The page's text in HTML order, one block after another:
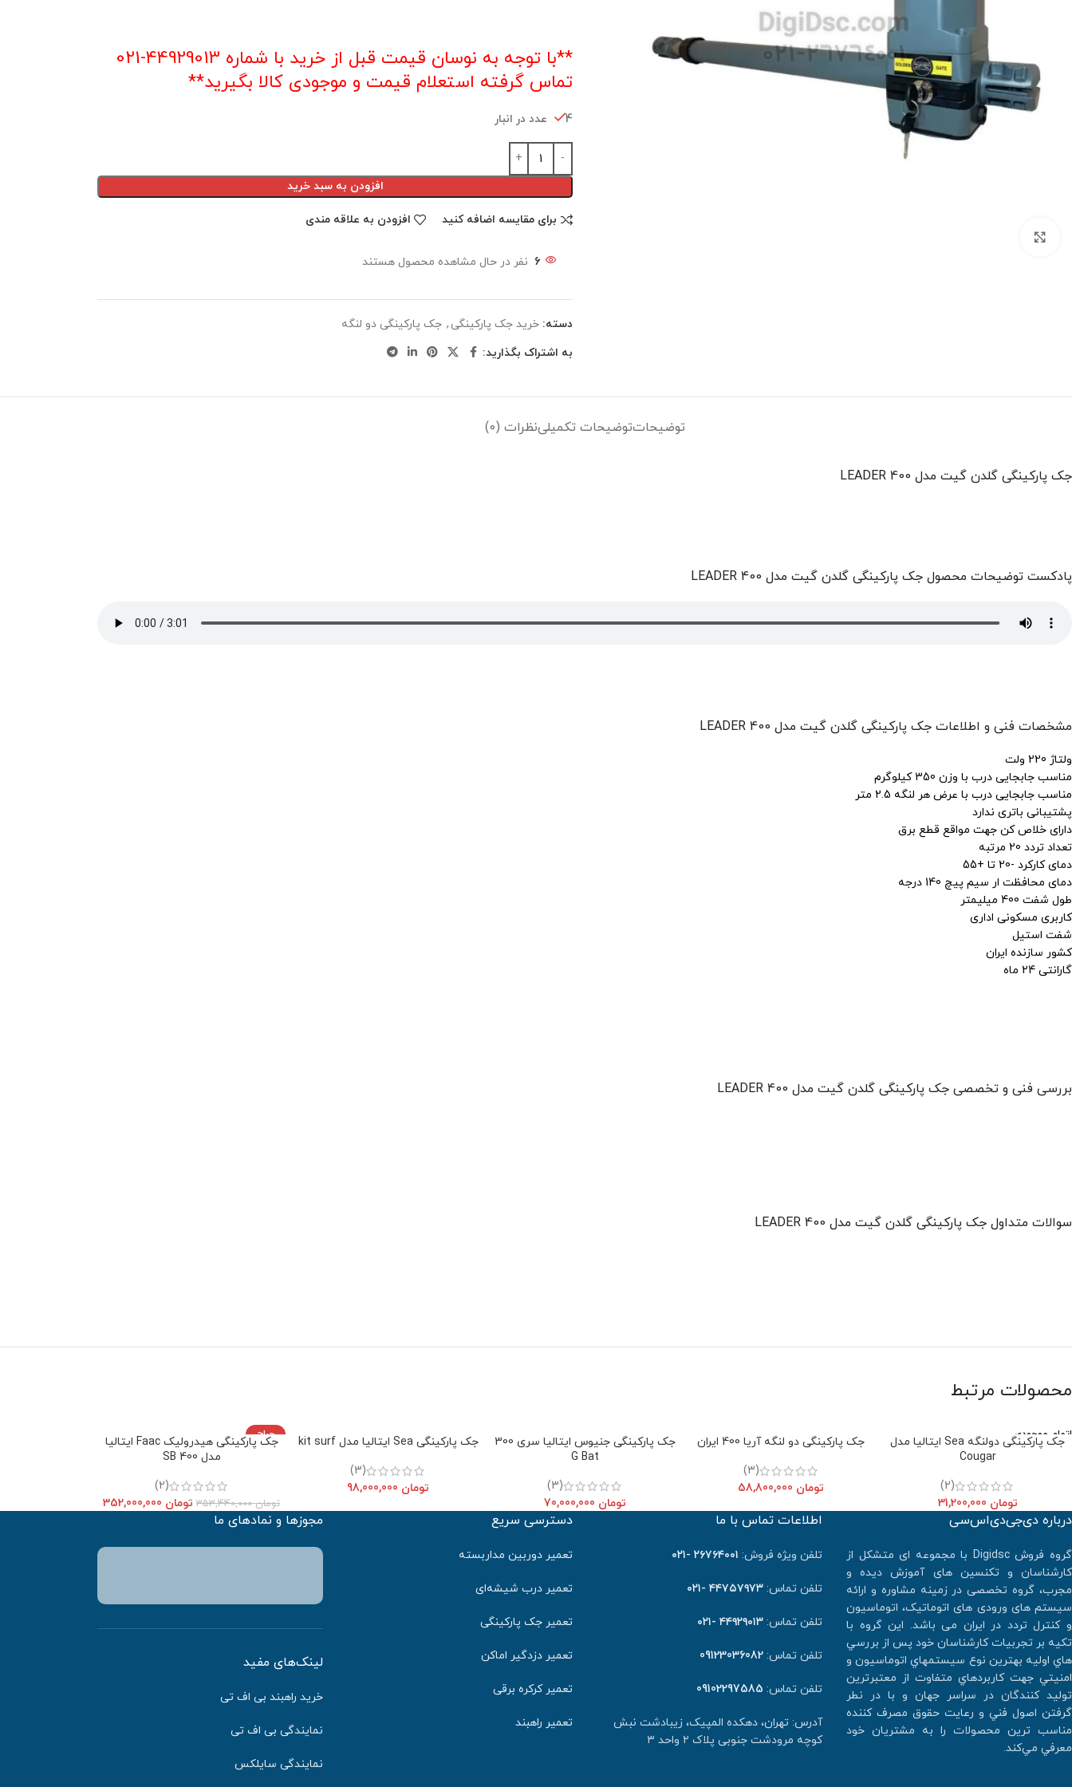
**با توجه به نوسان قیمت قبل از خرید با شماره 44929013-021
تماس گرفته استعلام قیمت و موجودی کالا بگیرید**
4 عدد در انبار
افزودن به سبد خرید
برای مقایسه اضافه کنید افزودن به علاقه مندی
6 نفر در حال مشاهده محصول هستند
دسته: خرید جک‌ پارکینگی , جک پارکینگی دو لنگه
به اشتراک بگذارید:
توضیحاتتوضیحات تکمیلینظرات (0)
جک پارکینگی گلدن گیت مدل 400 LEADER
پادکست توضیحات محصول جک پارکینگی گلدن گیت مدل 400 LEADER
مشخصات فنی و اطلاعات جک پارکینگی گلدن گیت مدل 400 LEADER
ولتاژ 220 ولت
مناسب جابجایی درب با وزن 350 کیلوگرم
مناسب جابجایی درب با عرض هر لنگه 2.5 متر
پشتیبانی باتری ندارد
دارای خلاص کن جهت مواقع قطع برق
تعداد تردد 20 مرتبه
دمای کارکرد -20 تا +55
دمای محافظت ار سیم پیچ 140 درجه
طول شفت 400 میلیمتر
کاربری مسکونی اداری
شفت استیل
کشور سازنده ایران
گارانتی 24 ماه
بررسی فنی و تخصصی جک پارکینگی گلدن گیت مدل 400 LEADER
سوالات متداول جک پارکینگی گلدن گیت مدل 400 LEADER
محصولات مرتبط
اتمام موجودی
جک پارکینگی دولنگه Sea ایتالیا مدل
Cougar
(2)
تومان
جک پارکینگی دو لنگه آریا 400 ایران
(3)
تومان
جک پارکینگی جنیوس ایتالیا سری 300
G Bat
(3)
تومان
جک پارکینگی Sea ایتالیا مدل kit surf
(3)
تومان
حراج
جک پارکینگی هیدرولیک Faac ایتالیا
مدل 400 SB
(2)
تومان353,440,000 تومان
درباره دی‌جی‌دی‌اس‌سی
گروه فروش Digidsc با مجموعه ای متشکل از
کارشناسان و تکنسین های آموزش دیده و
مجرب، گروه تخصصی در زمینه مشاوره و ارائه
سیستم های ورودی های اتوماتیک، اتوماسیون
و کنترل تردد در ایران می باشد. اين گروه با
تكيه بر تجربيات كارشناسان خود پس از بررسي
هاي اوليه بهترين نوع سيستمهاي اتوماسيون و
امنيتي جهت كاربردهاي متفاوت از معتبرترين
توليد كنندگان در سراسر جهان و با در نطر
گرفتن اصول فني و رعايت حقوق مصرف كننده
مناسب ترين محصولات را به مشتريان خود
معرفي مي‌كند.
اطلاعات تماس با ما
تلفن ویژه فروش: ٢٦٧٦٤٠٠١ -۰۲۱
تلفن تماس: ۴۴۷۵۷۹۷۳ -۰۲۱
تلفن تماس: ۴۴۹۲۹۰۱۳ -۰۲۱
تلفن تماس: 09123036082
تلفن تماس: 09102297585
آدرس: تهران، دهکده المپیک، زیبادشت نبش
کوچه مرودشت جنوبی پلاک ۲ واحد ۳
دسترسی سریع
تعمیر دوربین مداربسته
تعمیر درب شیشه‌ای
تعمیر جک پارکینگی
تعمیر دزدگیر اماکن
تعمیر کرکره برقی
تعمیر راهبند
مجوزها و نمادهای ما
لینک‌های مفید
خرید راهبند بی اف تی
نمایندگی بی اف تی
نمایندگی سایلکس